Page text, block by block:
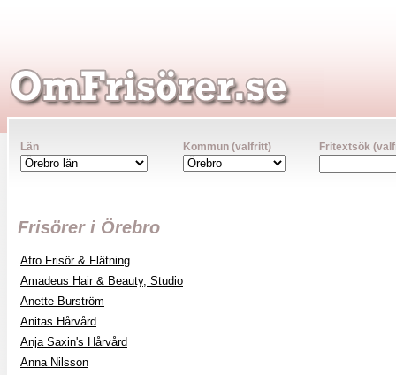
Län Kommun (valfritt) Fritextsök
Frisörer i Örebro
Afro Frisör & Flätning
Amadeus Hair & Beauty, Studio
Anette Burström
Anitas Hårvård
Anja Saxin's Hårvård
Anna Nilsson